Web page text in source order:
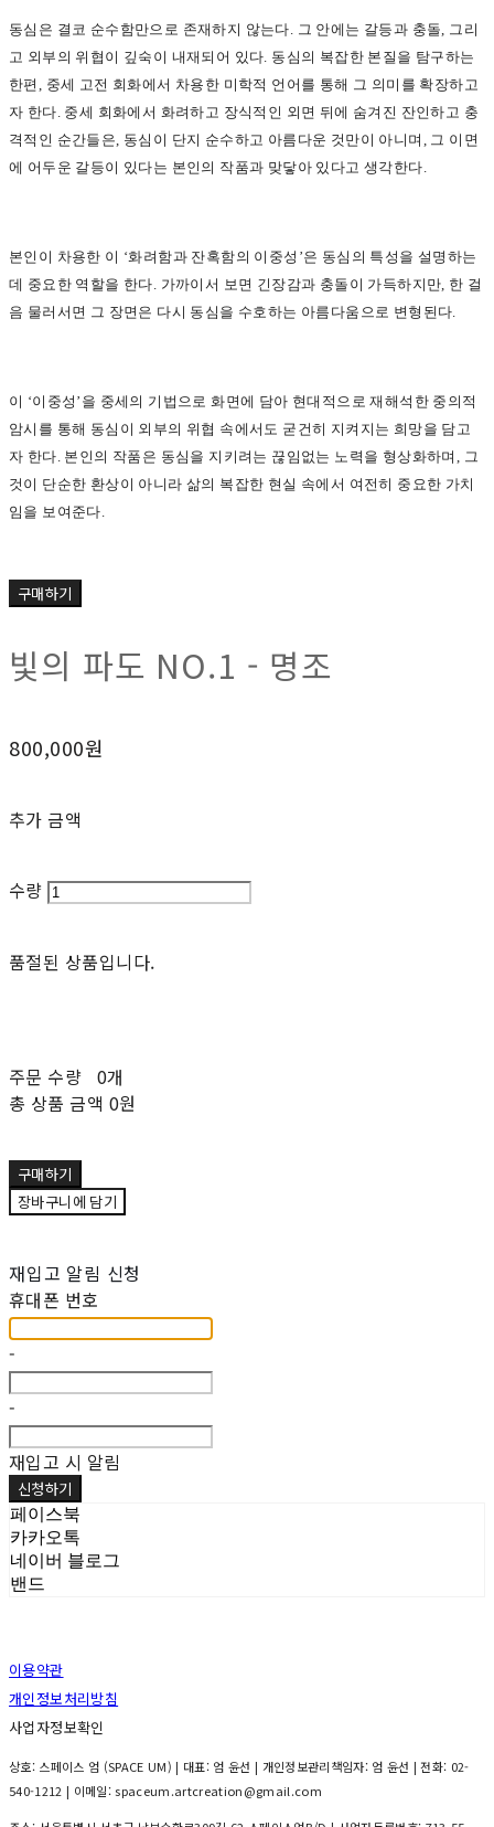
동심은 결코 순수함만으로 존재하지 않는다. 그 안에는 갈등과 충돌, 그리
고 외부의 위협이 깊숙이 내재되어 있다. 동심의 복잡한 본질을 탐구하는
한편, 중세 고전 회화에서 차용한 미학적 언어를 통해 그 의미를 확장하고
자 한다. 중세 회화에서 화려하고 장식적인 외면 뒤에 숨겨진 잔인하고 충
격적인 순간들은, 동심이 단지 순수하고 아름다운 것만이 아니며, 그 이면
에 어두운 갈등이 있다는 본인의 작품과 맞닿아 있다고 생각한다.
본인이 차용한 이 ‘화려함과 잔혹함의 이중성’은 동심의 특성을 설명하는
데 중요한 역할을 한다. 가까이서 보면 긴장감과 충돌이 가득하지만, 한 걸
음 물러서면 그 장면은 다시 동심을 수호하는 아름다움으로 변형된다.
이 ‘이중성’을 중세의 기법으로 화면에 담아 현대적으로 재해석한 중의적
암시를 통해 동심이 외부의 위협 속에서도 굳건히 지켜지는 희망을 담고
자 한다. 본인의 작품은 동심을 지키려는 끊임없는 노력을 형상화하며, 그
것이 단순한 환상이 아니라 삶의 복잡한 현실 속에서 여전히 중요한 가치
임을 보여준다.
구매하기
빛의 파도 NO.1 - 명조
800,000원
추가 금액
수량
품절된 상품입니다.
주문 수량 0개
총 상품 금액 0원
구매하기
장바구니에 담기
재입고 알림 신청
휴대폰 번호
-
-
재입고 시 알림
신청하기
페이스북
카카오톡
네이버 블로그
밴드
이용약관
개인정보처리방침
사업자정보확인
상호: 스페이스 엄 (SPACE UM) | 대표: 엄 윤선 | 개인정보관리책임자: 엄 윤선 | 전화: 02-
540-1212 | 이메일: spaceum.artcreation@gmail.com